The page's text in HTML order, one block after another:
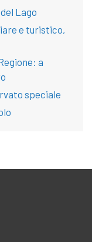
Lago
e turistico,
a
speciale